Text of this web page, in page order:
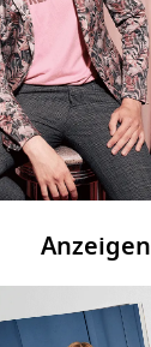
Anzeigen